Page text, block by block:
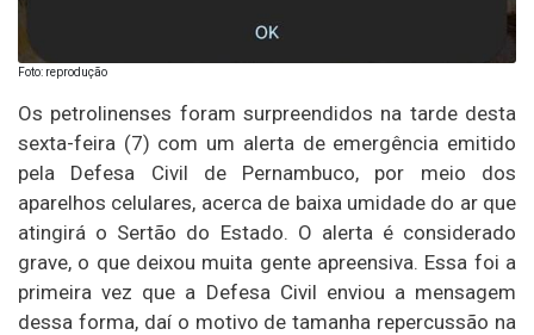
Foto: reprodução
Os petrolinenses foram surpreendidos na tarde desta
sexta-feira (7) com um alerta de emergência emitido
pela Defesa Civil de Pernambuco, por meio dos
aparelhos celulares, acerca de baixa umidade do ar que
atingirá o Sertão do Estado. O alerta é considerado
grave, o que deixou muita gente apreensiva. Essa foi a
primeira vez que a Defesa Civil enviou a mensagem
dessa forma, daí o motivo de tamanha repercussão na